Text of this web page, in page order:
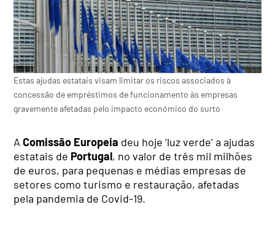
Estas ajudas estatais visam limitar os riscos associados à
concessão de empréstimos de funcionamento às empresas
gravemente afetadas pelo impacto económico do surto
AComissão Europeia deu hoje ‘luz verde’ a ajudas
estatais de Portugal, no valor de três mil milhões
de euros, para pequenas e médias empresas de
setores como turismo e restauração, afetadas
pela pandemia de Covid-19.